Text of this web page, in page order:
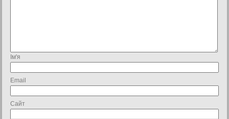
Ім'я
Email
Сайт